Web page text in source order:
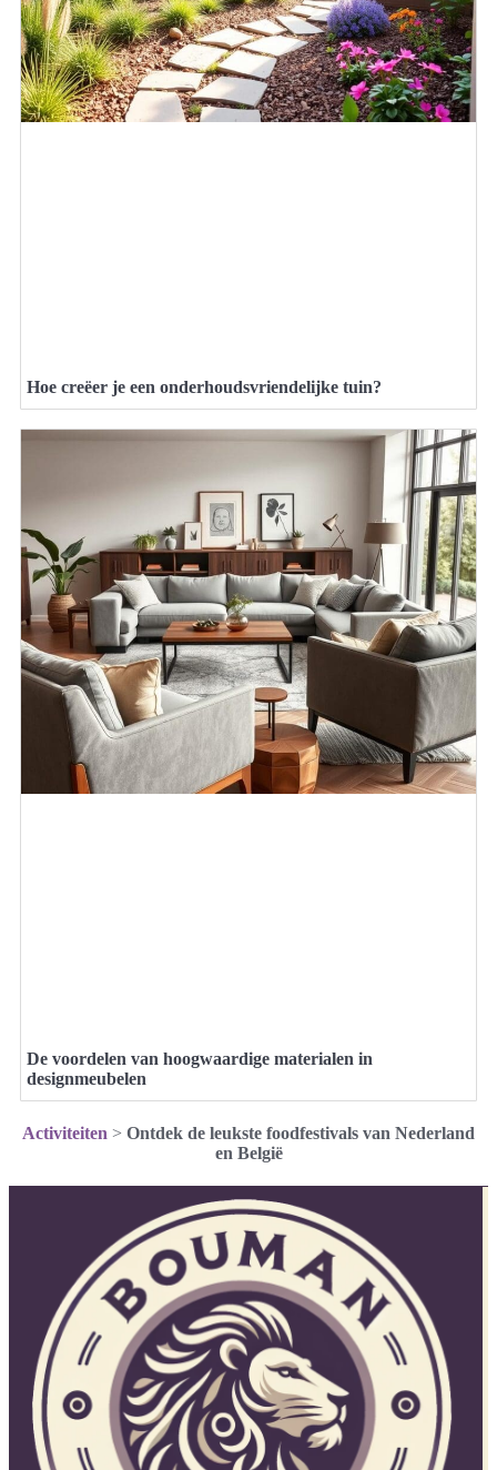
Hoe creëer je een onderhoudsvriendelijke tuin?
De voordelen van hoogwaardige materialen in
designmeubelen
Activiteiten > Ontdek de leukste foodfestivals van Nederland
en België